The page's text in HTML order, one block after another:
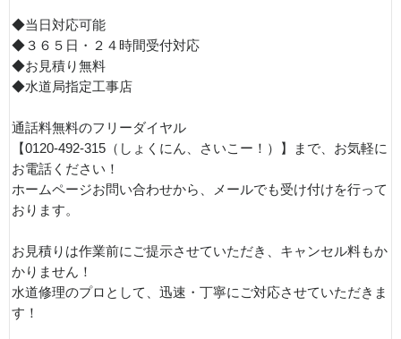
◆当日対応可能
◆３６５日・２４時間受付対応
◆お見積り無料
◆水道局指定工事店
通話料無料のフリーダイヤル
【0120-492-315（しょくにん、さいこー！）】まで、お気軽に
お電話ください！
ホームページお問い合わせから、メールでも受け付けを行って
おります。
お見積りは作業前にご提示させていただき、キャンセル料もか
かりません！
水道修理のプロとして、迅速・丁寧にご対応させていただきま
す！